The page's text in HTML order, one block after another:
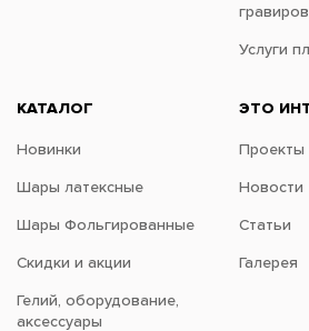
Услуги
КАТАЛОГ
Новинки
Шары латексные
Шары Фольгированные
Скидки и акции
Гелий, оборудование,
аксессуары
ЭТО
Проекты
Новости
Статьи
Галерея